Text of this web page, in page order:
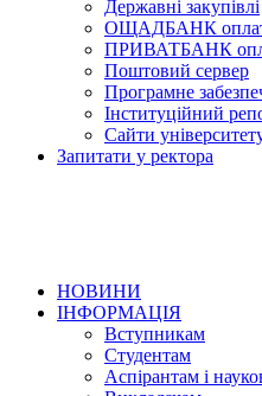
Державні закупівлі
ОЩАДБАНК
ПРИВАТБАНК
Поштовий сервер
Програмне
Інституційний
Сайти
Запитати у ректора
НОВИНИ
ІНФОРМАЦІЯ
Вступникам
Студентам
Аспірантам і